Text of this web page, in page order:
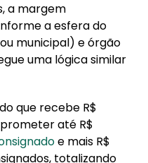
a margem
a esfera do
municipal) e órgão
uma lógica similar
que recebe R$
até R$
e mais R$
totalizando